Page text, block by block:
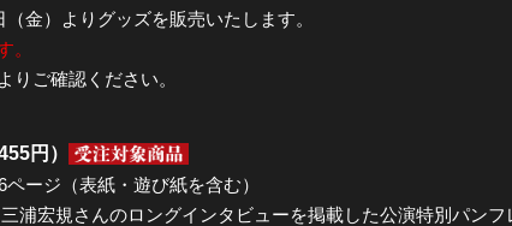
金）よりグッズを販売いたします。
。
よりご確認ください。
円）
ージ（表紙・遊び紙を含む）
浦宏規さんのロングインタビューを掲載した公演特別パンフ